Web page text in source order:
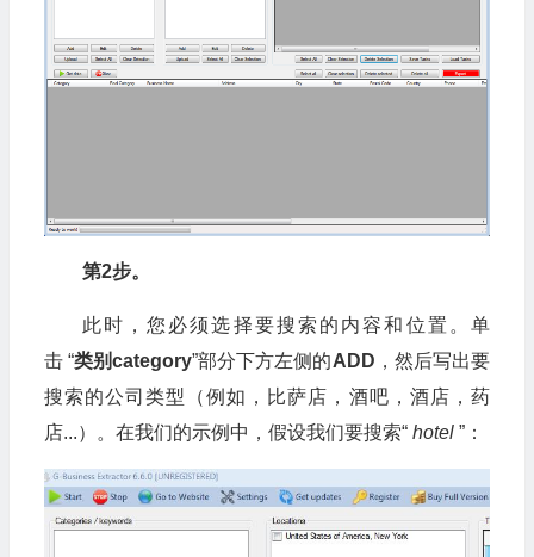
第2步。
此时，您必须选择要搜索的内容和位置。单
击 “类别category”部分下方左侧的ADD ，然后写出要
搜索的公司类型（例如，比萨店，酒吧，酒店，药
店...）。在我们的示例中，假设我们要搜索“ hotel”：